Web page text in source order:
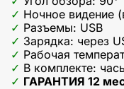
Ночное видение
Разъемы: USB
Зарядка: через
Рабочая
В комплекте:
ГАРАНТИЯ 12